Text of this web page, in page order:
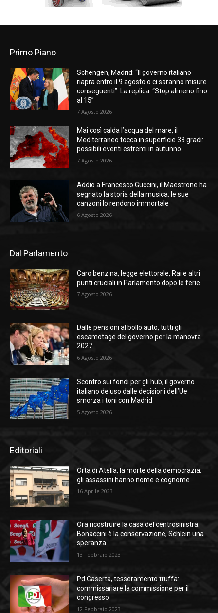
Primo Piano
Schengen, Madrid: “Il governo italiano
riapra entro il 9 agosto o ci saranno misure
conseguenti”. La replica: “Stop almeno fino
al 15”
7 Agosto 2026
Mai così calda l’acqua del mare, il
Mediterraneo tocca in superficie 33 gradi:
possibili eventi estremi in autunno
7 Agosto 2026
Addio a Francesco Guccini, il Maestrone ha
segnato la storia della musica: le sue
canzoni lo rendono immortale
6 Agosto 2026
Dal Parlamento
Caro benzina, legge elettorale, Rai e altri
punti cruciali in Parlamento dopo le ferie
7 Agosto 2026
Dalle pensioni al bollo auto, tutti gli
escamotage del governo per la manovra
2027
6 Agosto 2026
Scontro sui fondi per gli hub, il governo
italiano deluso dalle decisioni dell’Ue
smorza i toni con Madrid
5 Agosto 2026
Editoriali
Orta di Atella, la morte della democrazia:
gli assassini hanno nome e cognome
16 Aprile 2023
Ora ricostruire la casa del centrosinistra:
Bonaccini è la conservazione, Schlein una
speranza
13 Febbraio 2023
Pd Caserta, tesseramento truffa:
commissariare la commissione per il
congresso
12 Febbraio 2023